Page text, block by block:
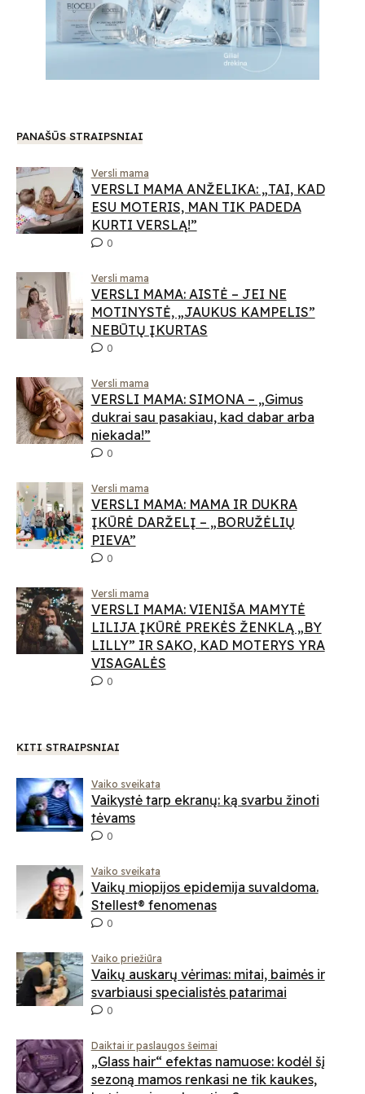
PANAŠŪS STRAIPSNIAI
Versli mama
VERSLI MAMA ANŽELIKA: „TAI, KAD
ESU MOTERIS, MAN TIK PADEDA
KURTI VERSLĄ!”
0
Versli mama
VERSLI MAMA: AISTĖ – JEI NE
MOTINYSTĖ, „JAUKUS KAMPELIS”
NEBŪTŲ ĮKURTAS
0
Versli mama
VERSLI MAMA: SIMONA – „Gimus
dukrai sau pasakiau, kad dabar arba
niekada!”
0
Versli mama
VERSLI MAMA: MAMA IR DUKRA
ĮKŪRĖ DARŽELĮ – „BORUŽĖLIŲ
PIEVA”
0
Versli mama
VERSLI MAMA: VIENIŠA MAMYTĖ
LILIJA ĮKŪRĖ PREKĖS ŽENKLĄ „BY
LILLY” IR SAKO, KAD MOTERYS YRA
VISAGALĖS
0
KITI STRAIPSNIAI
Vaiko sveikata
Vaikystė tarp ekranų: ką svarbu žinoti
tėvams
0
Vaiko sveikata
Vaikų miopijos epidemija suvaldoma.
Stellest® fenomenas
0
Vaiko priežiūra
Vaikų auskarų vėrimas: mitai, baimės ir
svarbiausi specialistės patarimai
0
Daiktai ir paslaugos šeimai
„Glass hair“ efektas namuose: kodėl šį
sezoną mamos renkasi ne tik kaukes,